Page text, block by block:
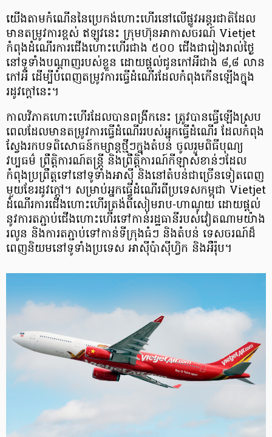
យើងតាមកំណើននៃប្រេកង់ហោះហើរនៅលើផ្លូវអន្តរជាតិដែល
មានតម្រូវការខ្ពស់ ឥឡូវនេះ ក្រុមហ៊ុនអាកាសចរណ៍ Vietjet
កំពុងដំណើរការជើងហោះហើរជាង ៥០០ ជើងជារៀងរាល់ថ្ងៃ
នៅទូទាំងបណ្តាញរបស់ខ្លួន ដោយផ្តល់ជូនកៅអីជាង ៨,៨ លាន
កៅអី ដើម្បីបំពេញតម្រូវការធ្វើដំណើរដែលកំពុងកើនឡើងក្នុង
រដូវក្ដៅនេះ។
កាលវិភាគហោះហើរដែលបានពង្រីកនេះ ត្រូវបានធ្វើឡើងស្រប
ពេលដែលមានតម្រូវការធ្វើដំណើររបស់អ្នកធ្វើដំណើរ ដែលកំពុង
ស្វែងរកបទពិសោធន៍កម្សាន្តថ្មីៗក្នុងតំបន់ ចូលរួមពិធីបុណ្យ
វប្បធម៌ ព្រឹត្តិការណ៍តន្ត្រី និងព្រឹត្តិការណ៍កីឡាសំខាន់ៗដែល
កំពុងប្រព្រឹត្តទៅនៅទូទាំងអាស៊ី និងនៅតំបន់ជាច្រើនទៀតពេញ
មួយខែរដូវក្តៅ។ សម្រាប់អ្នកធ្វើដំណើរពីប្រទេសកម្ពុជា Vietjet
ដំណើរការជើងហោះហើរត្រង់ពីសៀមរាប-ហាណូយ ដោយផ្តល់
នូវការតភ្ជាប់ជើងហោះហើរទៅកាន់រដ្ឋធានីរបស់វៀតណាមយ៉ាង
រលូន និងការតភ្ជាប់ទៅកាន់ទីក្រុងធំៗ និងតំបន់ ទេសចរណ៍ដ៏
ពេញនិយមនៅទូទាំងប្រទេស អាស៊ីប៉ាស៊ីហ្វិក និងអឺរ៉ុប។